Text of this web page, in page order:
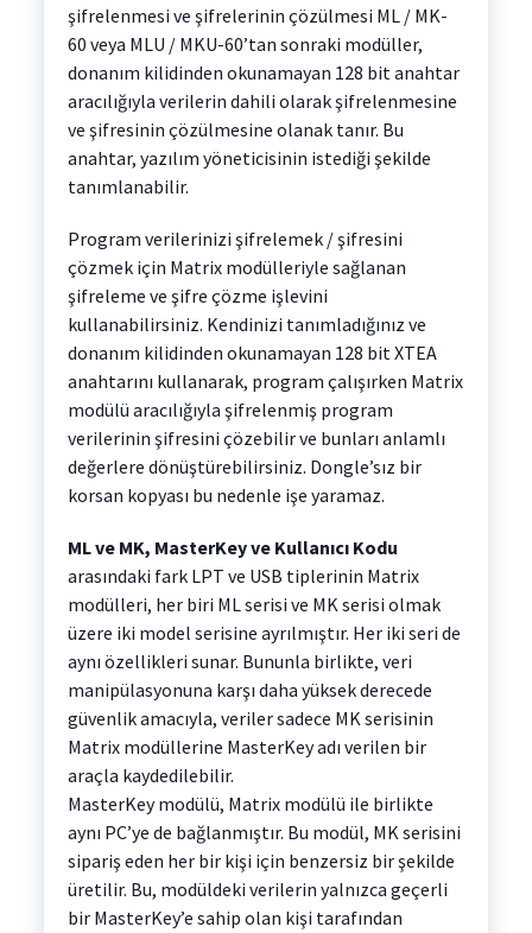
şifrelenmesi ve şifrelerinin çözülmesi ML / MK-
60 veya MLU / MKU-60’tan sonraki modüller,
donanım kilidinden okunamayan 128 bit anahtar
aracılığıyla verilerin dahili olarak şifrelenmesine
ve şifresinin çözülmesine olanak tanır. Bu
anahtar, yazılım yöneticisinin istediği şekilde
tanımlanabilir.
Program verilerinizi şifrelemek / şifresini
çözmek için Matrix modülleriyle sağlanan
şifreleme ve şifre çözme işlevini
kullanabilirsiniz. Kendinizi tanımladığınız ve
donanım kilidinden okunamayan 128 bit XTEA
anahtarını kullanarak, program çalışırken Matrix
modülü aracılığıyla şifrelenmiş program
verilerinin şifresini çözebilir ve bunları anlamlı
değerlere dönüştürebilirsiniz. Dongle’sız bir
korsan kopyası bu nedenle işe yaramaz.
ML ve MK, MasterKey ve Kullanıcı Kodu
arasındaki fark LPT ve USB tiplerinin Matrix
modülleri, her biri ML serisi ve MK serisi olmak
üzere iki model serisine ayrılmıştır. Her iki seri de
aynı özellikleri sunar. Bununla birlikte, veri
manipülasyonuna karşı daha yüksek derecede
güvenlik amacıyla, veriler sadece MK serisinin
Matrix modüllerine MasterKey adı verilen bir
araçla kaydedilebilir.
MasterKey modülü, Matrix modülü ile birlikte
aynı PC’ye de bağlanmıştır. Bu modül, MK serisini
sipariş eden her bir kişi için benzersiz bir şekilde
üretilir. Bu, modüldeki verilerin yalnızca geçerli
bir MasterKey’e sahip olan kişi tarafından